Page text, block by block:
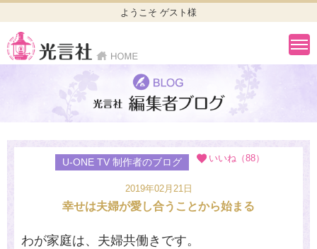
ようこそ ゲスト様
U-ONE TV 制作者のブログ いいね（88）
2019年02月21日
幸せは夫婦が愛し合うことから始まる
わが家庭は、夫婦共働きです。